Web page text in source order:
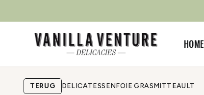
HOME
TERUG DELICATESSENFOIE GRASMITTEAULT